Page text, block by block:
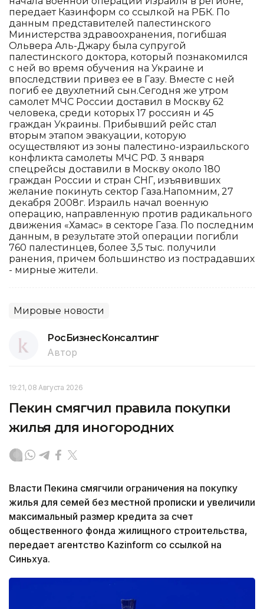
передает Казинформ со ссылкой на РБК. По
данным представителей палестинского
Министерства здравоохранения, погибшая
Ольвера Аль-Джару была супругой
палестинского доктора, который познакомился
с ней во время обучения на Украине и
впоследствии привез ее в Газу. Вместе с ней
погиб ее двухлетний сын.Сегодня же утром
самолет МЧС России доставил в Москву 62
человека, среди которых 17 россиян и 45
граждан Украины. Прибывший рейс стал
вторым этапом эвакуации, которую
осуществляют из зоны палестино-израильского
конфликта самолеты МЧС РФ. 3 января
спецрейсы доставили в Москву около 180
граждан России и стран СНГ, изъявивших
желание покинуть сектор Газа.Напомним, 27
декабря 2008г. Израиль начал военную
операцию, направленную против радикального
движения «Хамас» в секторе Газа. По последним
данным, в результате этой операции погибли
760 палестинцев, более 3,5 тыс. получили
ранения, причем большинство из пострадавших
- мирные жители.
Мировые новости
РосБизнесКонсалтинг
Автор
19:21, 08 Августа 2026
Пекин смягчил правила покупки
жилья для иногородних
Власти Пекина смягчили ограничения на покупку
жилья для семей без местной прописки и увеличили
максимальный размер кредита за счет
общественного фонда жилищного строительства,
передает агентство Kazinform со ссылкой на
Синьхуа.